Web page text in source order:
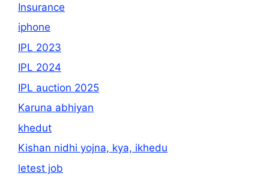
Insurance
iphone
IPL 2023
IPL 2024
IPL auction 2025
Karuna abhiyan
khedut
Kishan nidhi yojna, kya, ikhedu
letest job